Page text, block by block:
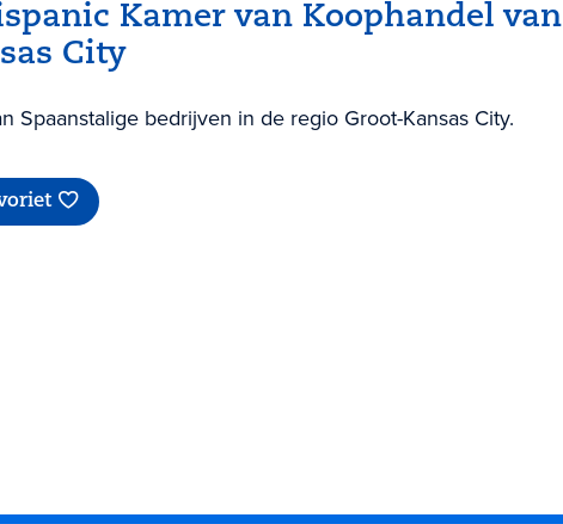
Kamer van Koophandel van
City
Spaanstalige bedrijven in de regio Groot-Kansas City.